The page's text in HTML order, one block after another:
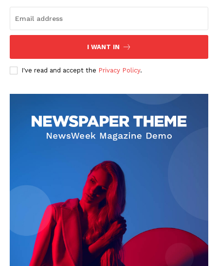
I WANT IN
I've read and accept the Privacy Policy.